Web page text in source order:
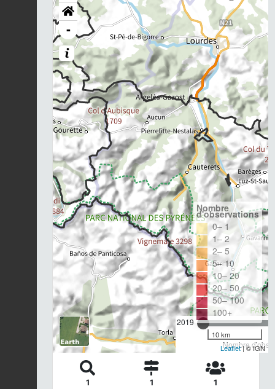
-
2019
Nombre
Nombre
d'observations
0– 1
1– 2
2– 5
5– 10
10– 20
20– 50
50– 100
100+
10 km
Leaflet| © IGN
1 1 1